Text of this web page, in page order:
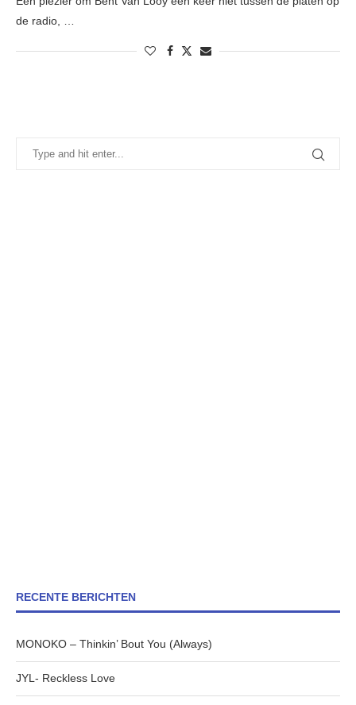
de radio, …
RECENTE BERICHTEN
MONOKO – Thinkin’ Bout You (Always)
JYL- Reckless Love